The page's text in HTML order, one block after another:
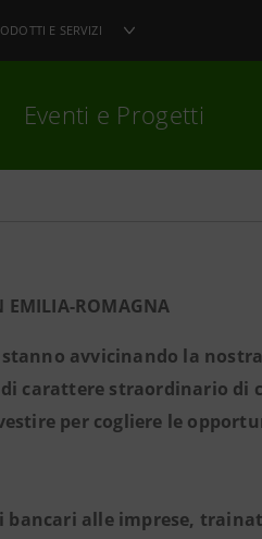
E SERVIZI
Eventi e Progetti
EMILIA-ROMAGNA
avvicinando la
carattere straordinario di
per cogliere le
alle imprese,